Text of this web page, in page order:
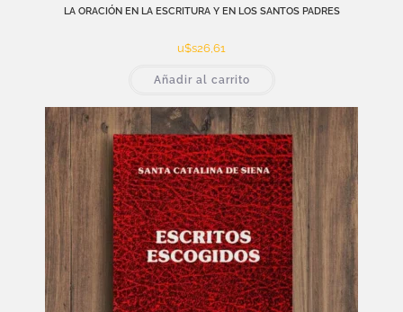
LA ORACIÓN EN LA ESCRITURA Y EN LOS SANTOS PADRES
u$s26,61
Añadir al carrito